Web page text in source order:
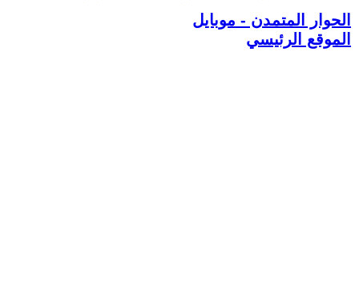
الحوار المتمدن - موبايل
الموقع الرئيسي